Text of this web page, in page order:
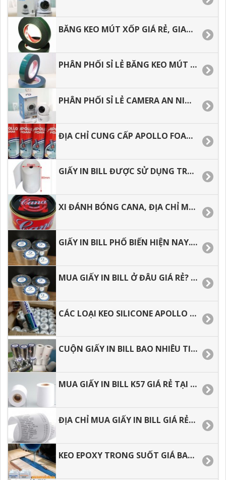
BĂNG KEO MÚT XỐP GIÁ RẺ, GIAO HÀNG TOÀN QUỐC.
PHÂN PHỐI SỈ LẺ BĂNG KEO MÚT XỐP, GIAO HÀNG NHANH.
PHÂN PHỐI SỈ LẺ CAMERA AN NINH TRONG NHÀ DƯỚI 500 NGÀN
ĐỊA CHỈ CUNG CẤP APOLLO FOAM GIÁ RẺ TẠI HCM
GIẤY IN BILL ĐƯỢC SỬ DỤNG TRONG KINH DOANH HIỆN NAY, CÁCH BẢO QUẢN GIẤY IN BILL.
XI ĐÁNH BÓNG CANA, ĐỊA CHỈ MUA Ở ĐÂU GIÁ RẺ.
GIẤY IN BILL PHỔ BIẾN HIỆN NAY. TƯ VẤN MẪU GIẤY PHÙ HỌP
MUA GIẤY IN BILL Ở ĐÂU GIÁ RẺ? GIẤY IN ĐƯỢC SỬ DỤNG NHƯ THẾ NÀO.
CÁC LOẠI KEO SILICONE APOLLO HIỆN NAY, LIÊN HỆ MUA HÀNG SỈ LẺ
CUỘN GIẤY IN BILL BAO NHIÊU TIỀN, ĐỊA CHỈ MUA SỈ LẺ TẠI HCM
MUA GIẤY IN BILL K57 GIÁ RẺ TẠI HCM, GIAO HÀNG NHANH
ĐỊA CHỈ MUA GIẤY IN BILL GIÁ RẺ, GIAO HÀNG NHANH MUA BAO NHIÊU CŨNG CÓ.
KEO EPOXY TRONG SUỐT GIÁ BAO NHIÊU, ĐỊA CHỈ MUA HÀNG GIÁ RẺ TẠI HCM.